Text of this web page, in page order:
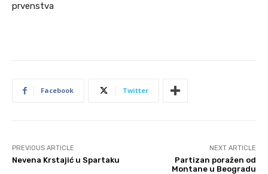
prvenstva
Facebook Twitter
PREVIOUS ARTICLE
Nevena Krstajić u Spartaku
NEXT ARTICLE
Partizan poražen od
Montane u Beogradu